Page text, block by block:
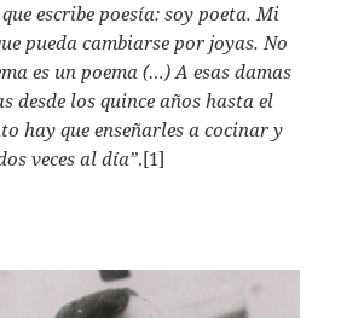
escribe poesía: soy poeta. Mi
pueda cambiarse por joyas. No
es un poema (…) A esas damas
desde los quince años hasta el
hay que enseñarles a cocinar y
veces al día”.[1]